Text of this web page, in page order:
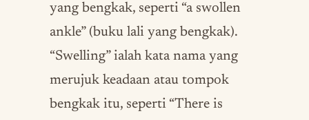
yang bengkak, seperti “a swollen
ankle” (buku lali yang bengkak).
“Swelling” ialah kata nama yang
merujuk keadaan atau tompok
bengkak itu, seperti “There is